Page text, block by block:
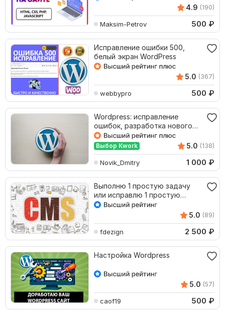
4.9 (190)
Maksim-Petrov 500 ₽
Исправление ошибки 500,
белый экран WordPress
5.0 (367)
webbypro 500 ₽
Wordpress: исправление
ошибок, разработка нового
функционала
Выбор Kwork 5.0 (138)
Novik_Dmitry 1 000 ₽
Выполню 1 простую задачу
или исправлю 1 простую
ошибку на сайте
5.0 (89)
fdezign 2 500 ₽
Настройка Wordpress
5.0 (57)
caof19 500 ₽